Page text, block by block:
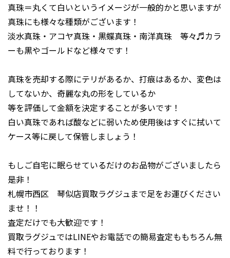
真珠＝丸くて白いというイメージが一般的かと思いますが
真珠にも様々な種類がございます！
淡水真珠・アコヤ真珠・黒蝶真珠・南洋真珠 等々♬カラ
ーも黒やゴールドなど様々です！
真珠を売却する際にテリがあるか、打痕はあるか、変色は
してないか、奇麗な丸の形をしているか
等を評価して金額を決定することが多いです！
白い真珠であれば酸などに弱いため使用後はすぐに拭いて
ケース等に戻して保管しましょう！
もしご自宅に眠らせているだけのお品物がございましたら
是非！
札幌市西区 琴似店買取ラグジュまで足をお運びください
ませ！！
査定だけでも大歓迎です！
買取ラグジュではLINEやお電話での簡易査定ももちろん無
料で行っております！